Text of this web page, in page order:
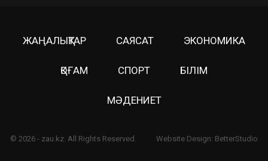
ЖАҢАЛЫҚТАР САЯСАТ ЭКОНОМИКА
ҚОҒАМ СПОРТ БІЛІМ
МӘДЕНИЕТ
© 2026 - zau.kz. All Rights Reserved. Website Design: BetterStudio